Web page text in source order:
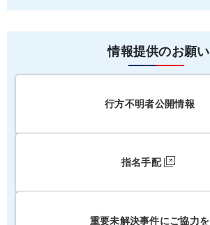
情報提供のお願い
行方不明者公開情報
指名手配
重要未解決事件にご協力を